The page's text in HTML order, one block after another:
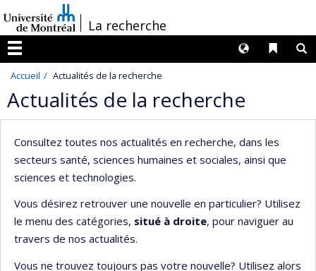
au
contenu
/La recherche
Menu
Liens
Langues
Accueil Actualités de la recherche
Actualités de la recherche
Consultez toutes nos actualités en recherche, dans les
secteurs santé, sciences humaines et sociales, ainsi que
sciences et technologies.
Vous désirez retrouver une nouvelle en particulier? Utilisez
le menu des catégories, situé à droite, pour naviguer au
travers de nos actualités.
Vous ne trouvez toujours pas votre nouvelle? Utilisez alors